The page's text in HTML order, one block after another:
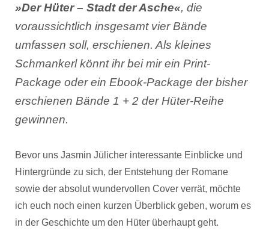
»Der Hüter – Stadt der Asche«, die
voraussichtlich insgesamt vier Bände
umfassen soll, erschienen. Als kleines
Schmankerl könnt ihr bei mir ein Print-
Package oder ein Ebook-Package der bisher
erschienen Bände 1 + 2 der Hüter-Reihe
gewinnen.
Bevor uns Jasmin Jülicher interessante Einblicke und
Hintergründe zu sich, der Entstehung der Romane
sowie der absolut wundervollen Cover verrät, möchte
ich euch noch einen kurzen Überblick geben, worum es
in der Geschichte um den Hüter überhaupt geht.